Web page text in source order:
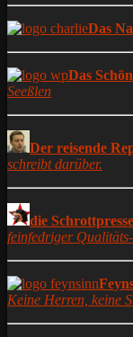
Das
Das
Seeßlen
Der reisende
schreibt darüber.
die Schrottpresse
feinfedriger
Keine Herren, keine